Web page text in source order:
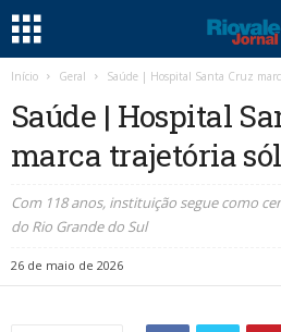
Início Geral Saúde | Hospital Santa Cruz
Saúde | Hospital
marca trajetória
Com 118 anos, instituição segue como
do Rio Grande do Sul
26 de maio de 2026